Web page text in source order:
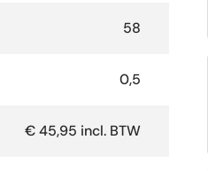
58
0,5
€ 45,95 incl. BTW